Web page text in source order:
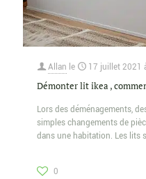
Allan le 17 juillet 2021
Démonter lit ikea ,
Lors des déménagements,
simples changements de
dans une habitation. Les lits
0